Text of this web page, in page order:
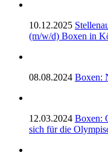
10.12.2025
(m/w/d) Boxen in
08.08.2024 Boxen:
12.03.2024 Boxen:
sich für die